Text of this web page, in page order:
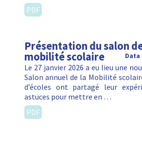
PDF
Présentation du salon
mobilité scolaire Data
Le 27 janvier 2026 a eu lieu une
Salon annuel de la Mobilité
d’écoles ont partagé leur
astuces pour mettre en …
PDF